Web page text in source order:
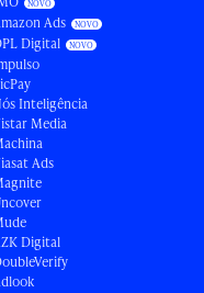
Ads
Digital
Inteligência
Media
Ads
Digital